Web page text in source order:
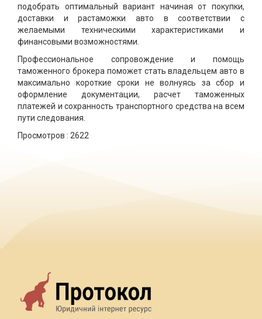
подобрать оптимальный вариант начиная от покупки,
доставки и растаможки авто в соответствии с
желаемыми техническими характеристиками и
финансовыми возможностями.
Профессиональное сопровождение и помощь
таможенного брокера поможет стать владельцем авто в
максимально короткие сроки не волнуясь за сбор и
оформление документации, расчет таможенных
платежей и сохранность транспортного средства на всем
пути следования.
Просмотров : 2622